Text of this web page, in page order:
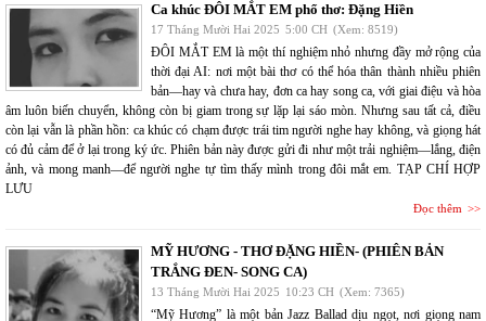
Ca khúc ĐÔI MẮT EM phổ thơ: Đặng Hiền
17 Tháng Mười Hai 2025 5:00 CH (Xem: 8519)
ĐÔI MẮT EM là một thí nghiệm nhỏ nhưng đầy mở rộng của
thời đại AI: nơi một bài thơ có thể hóa thân thành nhiều phiên
bản—hay và chưa hay, đơn ca hay song ca, với giai điệu và hòa
âm luôn biến chuyển, không còn bị giam trong sự lặp lại sáo mòn. Nhưng sau tất cả, điều
còn lại vẫn là phần hồn: ca khúc có chạm được trái tim người nghe hay không, và giọng hát
có đủ cảm để ở lại trong ký ức. Phiên bản này được gửi đi như một trải nghiệm—lắng, điện
ảnh, và mong manh—để người nghe tự tìm thấy mình trong đôi mắt em. TẠP CHÍ HỢP
LƯU
Đọc thêm
MỸ HƯƠNG - THƠ ĐẶNG HIỀN- (PHIÊN BẢN
TRẮNG ĐEN- SONG CA)
13 Tháng Mười Hai 2025 10:23 CH (Xem: 7365)
“Mỹ Hương” là một bản Jazz Ballad dịu ngọt, nơi giọng nam